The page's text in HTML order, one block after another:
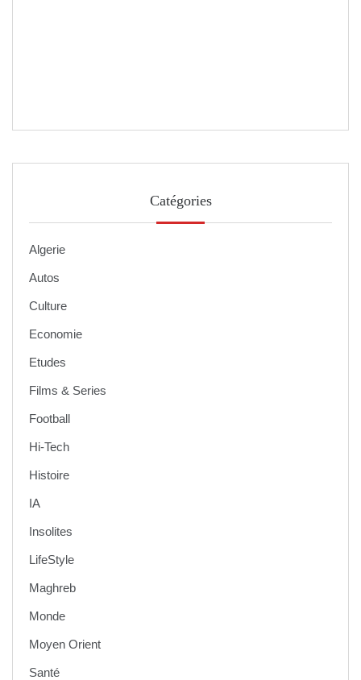
Catégories
Algerie
Autos
Culture
Economie
Etudes
Films & Series
Football
Hi-Tech
Histoire
IA
Insolites
LifeStyle
Maghreb
Monde
Moyen Orient
Santé